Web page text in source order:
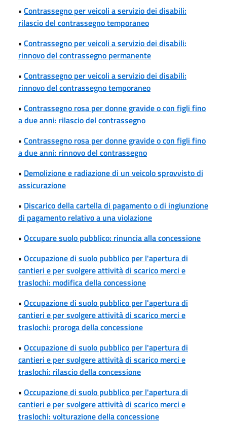
• Contrassegno per veicoli a servizio dei disabili:
rilascio del contrassegno temporaneo
• Contrassegno per veicoli a servizio dei disabili:
rinnovo del contrassegno permanente
• Contrassegno per veicoli a servizio dei disabili:
rinnovo del contrassegno temporaneo
• Contrassegno rosa per donne gravide o con figli fino
a due anni: rilascio del contrassegno
• Contrassegno rosa per donne gravide o con figli fino
a due anni: rinnovo del contrassegno
• Demolizione e radiazione di un veicolo sprovvisto di
assicurazione
• Discarico della cartella di pagamento o di ingiunzione
di pagamento relativo a una violazione
• Occupare suolo pubblico: rinuncia alla concessione
• Occupazione di suolo pubblico per l'apertura di
cantieri e per svolgere attività di scarico merci e
traslochi: modifica della concessione
• Occupazione di suolo pubblico per l'apertura di
cantieri e per svolgere attività di scarico merci e
traslochi: proroga della concessione
• Occupazione di suolo pubblico per l'apertura di
cantieri e per svolgere attività di scarico merci e
traslochi: rilascio della concessione
• Occupazione di suolo pubblico per l'apertura di
cantieri e per svolgere attività di scarico merci e
traslochi: volturazione della concessione